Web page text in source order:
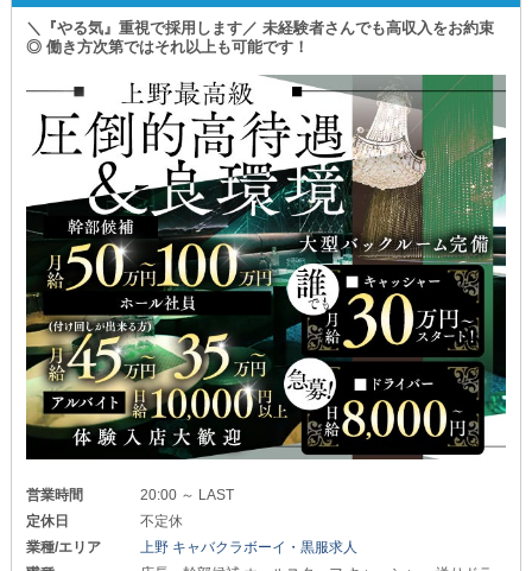
＼『やる気』重視で採用します／ 未経験者さんでも高収入をお約束
◎ 働き方次第ではそれ以上も可能です！
営業時間
20:00 ～ LAST
定休日
不定休
業種/エリア
上野 キャバクラボーイ・黒服求人